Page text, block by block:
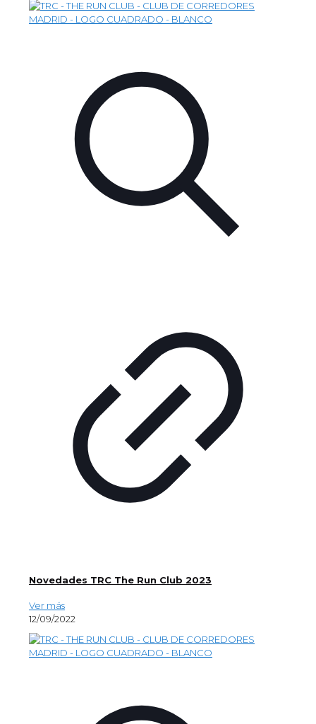
Novedades TRC The Run Club 2023
Ver más
12/09/2022